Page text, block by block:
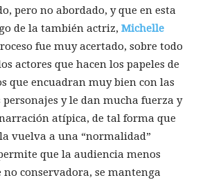
pero no abordado, y que en esta
de la también actriz, Michelle
fue muy acertado, sobre todo
actores que hacen los papeles de
que encuadran muy bien con las
personajes y le dan mucha fuerza y
atípica, de tal forma que
vuelva a una “normalidad”
que la audiencia menos
conservadora, se mantenga